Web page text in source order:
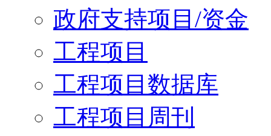
政府支持项目/资金
工程项目
工程项目数据库
工程项目周刊